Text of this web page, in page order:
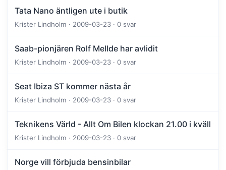
Tata Nano äntligen ute i butik
Krister Lindholm · 2009-03-23 · 0 svar
Saab-pionjären Rolf Mellde har avlidit
Krister Lindholm · 2009-03-23 · 0 svar
Seat Ibiza ST kommer nästa år
Krister Lindholm · 2009-03-23 · 0 svar
Teknikens Värld - Allt Om Bilen klockan 21.00 i kväll
Krister Lindholm · 2009-03-23 · 0 svar
Norge vill förbjuda bensinbilar